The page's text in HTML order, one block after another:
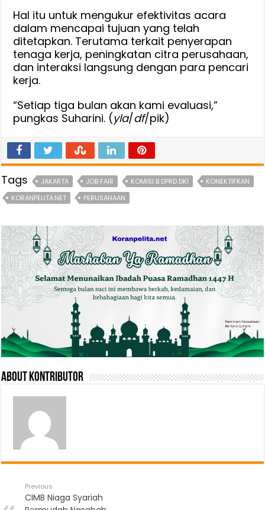
Hal itu untuk mengukur efektivitas acara
dalam mencapai tujuan yang telah
ditetapkan. Terutama terkait penyerapan
tenaga kerja, peningkatan citra perusahaan,
dan interaksi langsung dengan para pencari
kerja.
“Setiap tiga bulan akan kami evaluasi,”
pungkas Suharini. (yla/df/pik)
Tags JAKARTA JOB FAIR KOMISI B DPRD DKI
KONEKTIFKAN
KORANPELITA.NET
PERUSAHAAN
About Kontributor
Previous
CIMB Niaga Syariah